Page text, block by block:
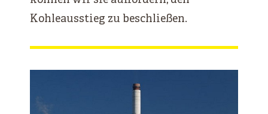
Kohleausstieg zu beschließen.